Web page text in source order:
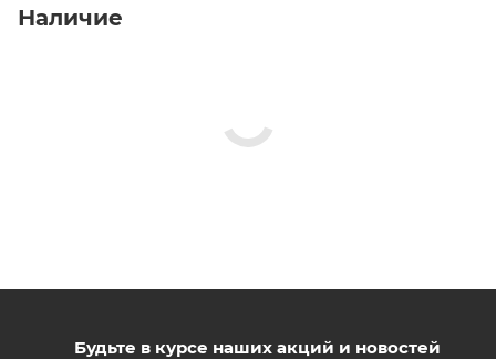
Наличие
Будьте в курсе наших акций и новостей